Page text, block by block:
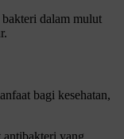
dalam mulut
bagi kesehatan,
antibakteri yang